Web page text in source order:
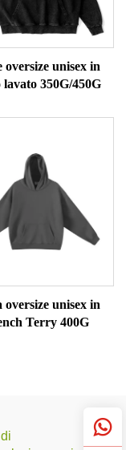
oversize unisex in
lavato 350G/450G
oversize unisex in
Terry 400G